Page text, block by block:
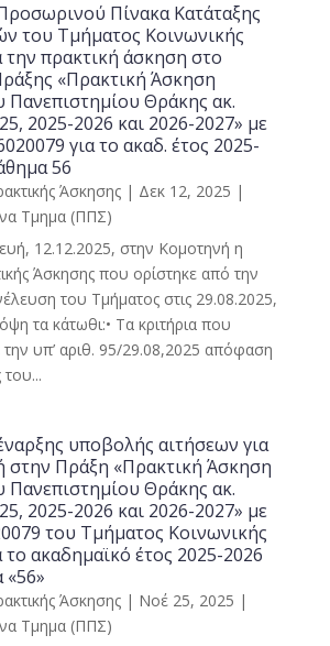
Πίνακα Κατάταξης
του Τμήματος Κοινωνικής
την πρακτική άσκηση στο
«Πρακτική Άσκηση
Πανεπιστημίου Θράκης ακ.
2025-2026 και 2026-2027» με
για το ακαδ. έτος 2025-
56
Άσκησης| Δεκ 12, 2025 |
Τμημα (ΠΠΣ)
12.12.2025, στην Κομοτηνή η
Άσκησης που ορίστηκε από την
του Τμήματος στις 29.08.2025,
τα κάτωθι:• Τα κριτήρια που
την υπ’ αριθ. 95/29.08,2025 απόφαση
υποβολής αιτήσεων για
στην Πράξη «Πρακτική Άσκηση
Πανεπιστημίου Θράκης ακ.
2025-2026 και 2026-2027» με
του Τμήματος Κοινωνικής
το ακαδημαϊκό έτος 2025-2026
«56»
Άσκησης| Νοέ 25, 2025 |
Τμημα (ΠΠΣ)